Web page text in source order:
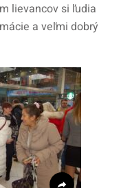
lievancov si ľudia
a veľmi dobrý